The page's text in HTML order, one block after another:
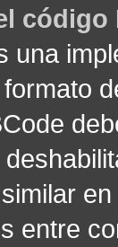
código
una
entre